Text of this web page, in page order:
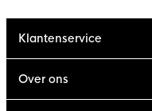
Klantenservice
Over ons